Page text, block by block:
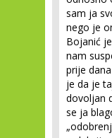
sam ja
nego je
Bojanić
nam
prije
je da je
dovoljan
se ja